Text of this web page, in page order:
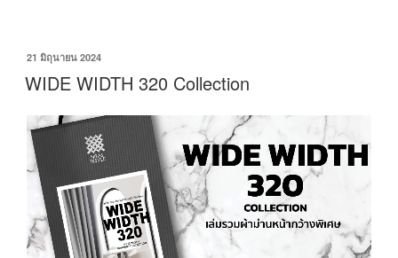
21 มิถุนายน 2024
WIDE WIDTH 320 Collection